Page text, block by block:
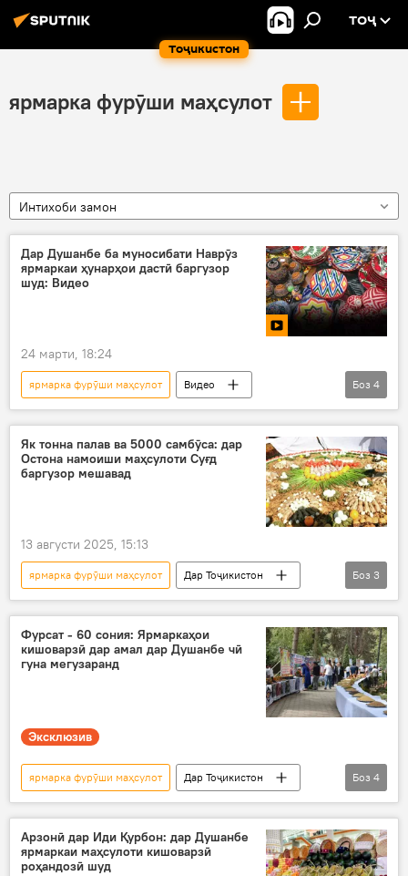
Тоҷикистон
ТОҶ
ярмарка фурӯши маҳсулот
Интихоби замон
Дар Душанбе ба муносибати Наврӯз
ярмаркаи ҳунарҳои дастӣ баргузор
шуд: Видео
24 марти, 18:24
ярмарка фурӯши маҳсулот
Видео
Дар Тоҷикистон
Намоишгоҳ
маҳсулот
Наврӯз
Боз 4
Як тонна палав ва 5000 самбӯса: дар
Остона намоиши маҳсулоти Суғд
баргузор мешавад
13 августи 2025, 15:13
ярмарка фурӯши маҳсулот
Дар Тоҷикистон
Қазоқистон
Остона Суғд
Боз 3
Фурсат - 60 сония: Ярмаркаҳои
кишоварзӣ дар амал дар Душанбе чӣ
гуна мегузаранд
Эксклюзив
ярмарка фурӯши маҳсулот
Дар Тоҷикистон
Душанбе
ярмарка
иҷтимоӣ
маҳсулоти ғизоӣ
Боз 4
Арзонӣ дар Иди Қурбон: дар Душанбе
ярмаркаи маҳсулоти кишоварзӣ
роҳандозӣ шуд